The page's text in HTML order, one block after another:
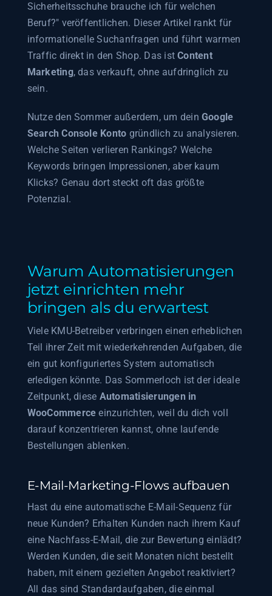
Sicherheitsschuhe brauche ich für welchen
Beruf?" veröffentlichen. Dieser Artikel rankt für
informationelle Suchanfragen und führt warmen
Traffic direkt in den Shop. Das istContent
Marketing, das verkauft, ohne aufdringlich zu
sein.
Nutze den Sommer außerdem, um dein Google
Search Console Konto gründlich zu analysieren.
Welche Seiten verlieren Rankings? Welche
Keywords bringen Impressionen, aber kaum
Klicks? Genau dort steckt oft das größte
Potenzial.
Warum Automatisierungen
jetzt einrichten mehr
bringen als du erwartest
Viele KMU-Betreiber verbringen einen erheblichen
Teil ihrer Zeit mit wiederkehrenden Aufgaben, die
ein gut konfiguriertes System automatisch
erledigen könnte. Das Sommerloch ist der ideale
Zeitpunkt, diese Automatisierungen in
WooCommerce einzurichten, weil du dich voll
darauf konzentrieren kannst, ohne laufende
Bestellungen ablenken.
E-Mail-Marketing-Flows aufbauen
Hast du eine automatische E-Mail-Sequenz für
neue Kunden? Erhalten Kunden nach ihrem Kauf
eine Nachfass-E-Mail, die zur Bewertung einlädt?
Werden Kunden, die seit Monaten nicht bestellt
haben, mit einem gezielten Angebot reaktiviert?
All das sind Standardaufgaben, die einmal